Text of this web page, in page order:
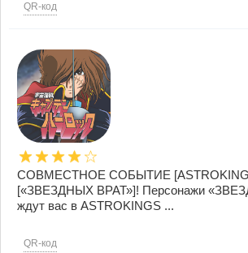
QR-код
СОВМЕСТНОЕ СОБЫТИЕ
[«ЗВЕЗДНЫХ ВРАТ»]! Персонажи
ждут вас в ASTROKINGS ...
QR-код